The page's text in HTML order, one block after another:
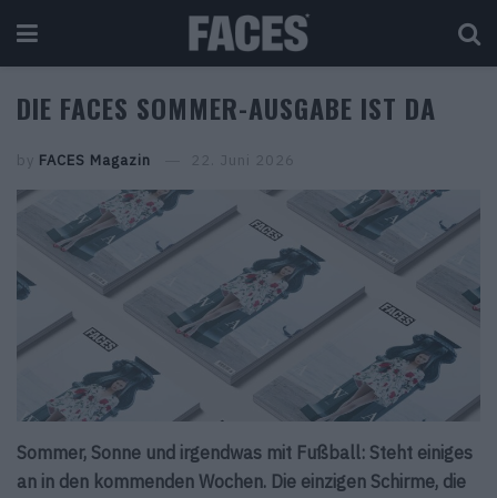
DIE FACES SOMMER-AUSGABE IST DA
by FACES Magazin 22. Juni 2026
Sommer, Sonne und irgendwas mit Fußball: Steht einiges
an in den kommenden Wochen. Die einzigen Schirme, die